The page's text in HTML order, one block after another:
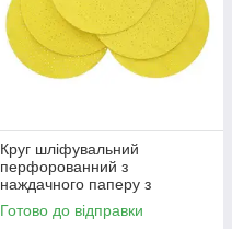
Круг шліфувальний
перфорованний з
наждачного паперу з
липучкою Draumet 225 мм
фракція 180 (E8679)
Готово до відправки